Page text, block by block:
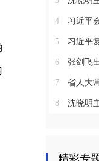
4 习近平
5 习近平
6 张剑飞出
7 省人大常委会
8 沈晓明
精彩专